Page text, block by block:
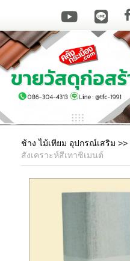
ช้าง ไม้เทียม อุปกรณ์เสริม >>
สังเคราะห์สีเทาซิเมนต์